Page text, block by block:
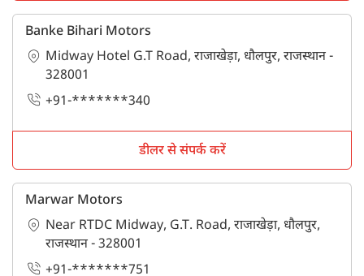
Banke Bihari Motors
Midway Hotel G.T Road, राजाखेड़ा, धौलपुर, राजस्थान -
328001
+91-*******340
डीलर से संपर्क करें
Marwar Motors
Near RTDC Midway, G.T. Road, राजाखेड़ा, धौलपुर,
राजस्थान - 328001
+91-*******751